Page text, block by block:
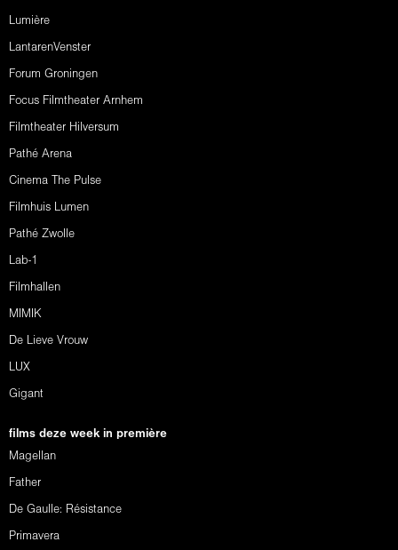
Lumière
LantarenVenster
Forum Groningen
Focus Filmtheater Arnhem
Filmtheater Hilversum
Pathé Arena
Cinema The Pulse
Filmhuis Lumen
Pathé Zwolle
Lab-1
Filmhallen
MIMIK
De Lieve Vrouw
LUX
Gigant
films deze week in première
Magellan
Father
De Gaulle: Résistance
Primavera